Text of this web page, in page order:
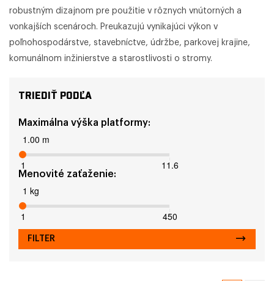
robustným dizajnom pre použitie v rôznych vnútorných a
vonkajších scenároch. Preukazujú vynikajúci výkon v
poľnohospodárstve, stavebníctve, údržbe, parkovej krajine,
komunálnom inžinierstve a starostlivosti o stromy.
TRIEDIŤ PODĽA
Maximálna výška platformy:
1.00 m
1 11.6
Menovité zaťaženie:
1 kg
1 450
FILTER